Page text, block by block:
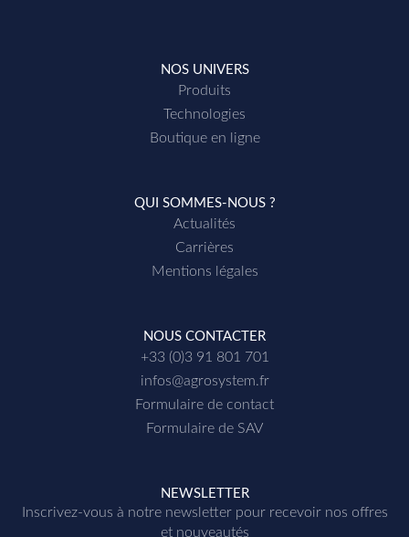
NOS UNIVERS
Produits
Technologies
Boutique en ligne
QUI SOMMES-NOUS ?
Actualités
Carrières
Mentions légales
NOUS CONTACTER
+33 (0)3 91 801 701
infos@agrosystem.fr
Formulaire de contact
Formulaire de SAV
NEWSLETTER
Inscrivez-vous à notre newsletter pour recevoir nos offres
et nouveautés